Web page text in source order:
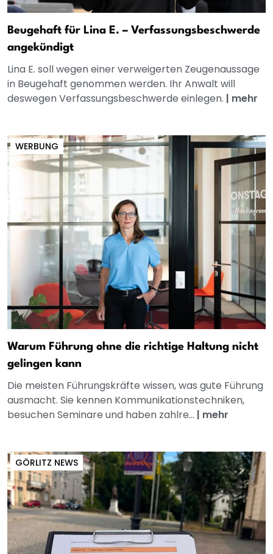
Beugehaft für Lina E. – Verfassungsbeschwerde
angekündigt
Lina E. soll wegen einer verweigerten Zeugenaussage
in Beugehaft genommen werden. Ihr Anwalt will
deswegen Verfassungsbeschwerde einlegen. | mehr
WERBUNG
Warum Führung ohne die richtige Haltung nicht
gelingen kann
Die meisten Führungskräfte wissen, was gute Führung
ausmacht. Sie kennen Kommunikationstechniken,
besuchen Seminare und haben zahlre... | mehr
GÖRLITZ NEWS